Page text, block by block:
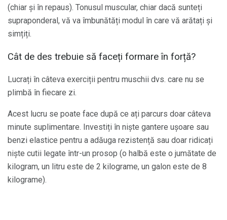
(chiar și în repaus). Tonusul muscular, chiar dacă sunteți
supraponderal, vă va îmbunătăți modul în care vă arătați și
simțiți.
Cât de des trebuie să faceți formare în forță?
Lucrați în câteva exerciții pentru muschii dvs. care nu se
plimbă în fiecare zi.
Acest lucru se poate face după ce ați parcurs doar câteva
minute suplimentare. Investiți în niște gantere ușoare sau
benzi elastice pentru a adăuga rezistență sau doar ridicați
niște cutii legate într-un prosop (o halbă este o jumătate de
kilogram, un litru este de 2 kilograme, un galon este de 8
kilograme).